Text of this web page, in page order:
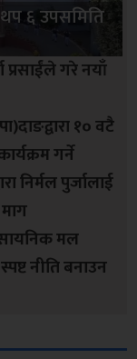
थप ६ उपसमिति
गरे नयाँ
१० वटै
गर्ने
निर्मल पुर्जालाई
मल
नीति बनाउन